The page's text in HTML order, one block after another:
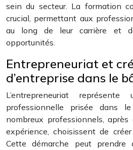
sein du secteur. La formation
crucial, permettant aux
au long de leur carrière et
opportunités.
Entrepreneuriat et
d’entreprise dans le
L’entrepreneuriat
professionnelle prisée dans
nombreux professionnels,
expérience, choisissent de
Cette démarche peut prendre